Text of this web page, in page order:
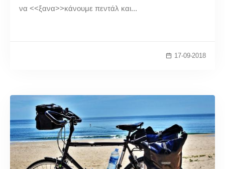
να <<ξανα>>κάνουμε πεντάλ και...
17-09-2018